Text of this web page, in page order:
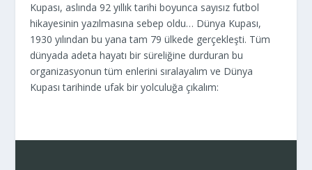
Kupası, aslında 92 yıllık tarihi boyunca sayısız futbol
hikayesinin yazılmasına sebep oldu… Dünya Kupası,
1930 yılından bu yana tam 79 ülkede gerçekleşti. Tüm
dünyada adeta hayatı bir süreliğine durduran bu
organizasyonun tüm enlerini sıralayalım ve Dünya
Kupası tarihinde ufak bir yolculuğa çıkalım: